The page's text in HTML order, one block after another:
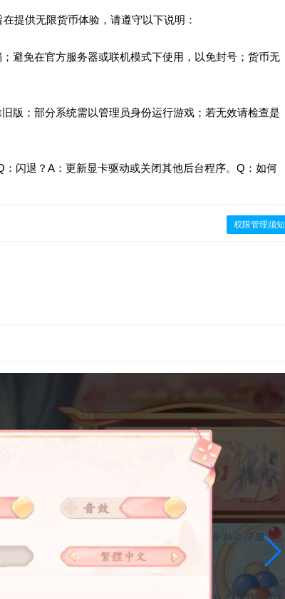
提供无限货币体验，请遵守以下说明：
避免在官方服务器或联机模式下使用，以免封号；货币无
版；部分系统需以管理员身份运行游戏；若无效请检查是
闪退？A：更新显卡驱动或关闭其他后台程序。Q：如何
权限管理须知